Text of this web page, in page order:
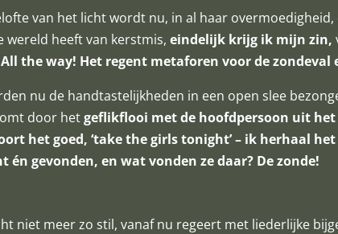
van het licht wordt nu, in al haar
wereld heeft van kerstmis,eindelijk krijg ik mijn zin,
the way! Het regent metaforen voor de
nu de handtastelijkheden in een open slee
door hetgeflikflooi met de hoofdpersoon uit het
het goed, ‘take the girls tonight’ – ik herhaal
én gevonden, en wat vonden ze daar? De zonde!
niet meer zo stil, vanaf nu regeert met liederlijke